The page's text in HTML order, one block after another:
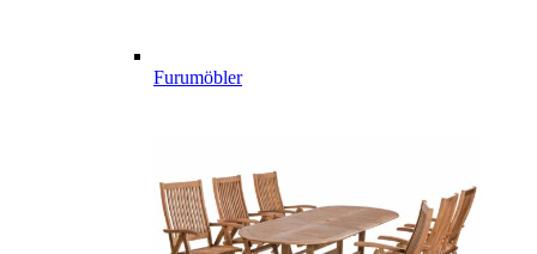
Furumöbler